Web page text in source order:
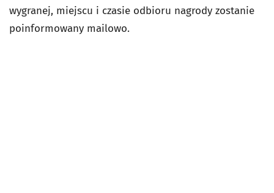
wygranej, miejscu i czasie odbioru nagrody zostanie
poinformowany mailowo.